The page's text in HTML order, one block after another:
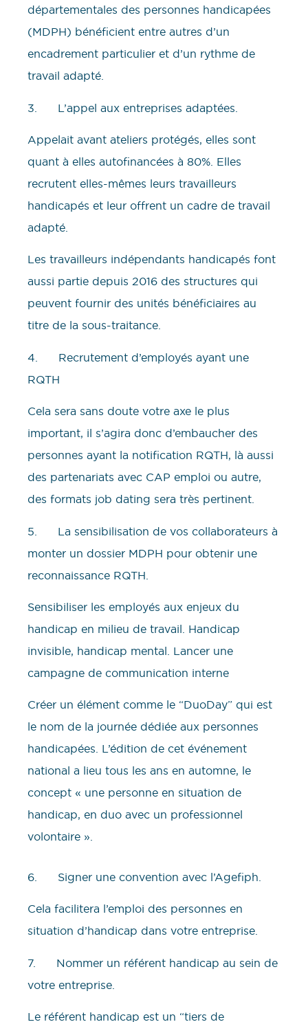
départementales des personnes handicapées
(MDPH) bénéficient entre autres d’un
encadrement particulier et d’un rythme de
travail adapté.
3. L’appel aux entreprises adaptées.
Appelait avant ateliers protégés, elles sont
quant à elles autofinancées à 80%. Elles
recrutent elles-mêmes leurs travailleurs
handicapés et leur offrent un cadre de travail
adapté.
Les travailleurs indépendants handicapés font
aussi partie depuis 2016 des structures qui
peuvent fournir des unités bénéficiaires au
titre de la sous-traitance.
4. Recrutement d’employés ayant une
RQTH
Cela sera sans doute votre axe le plus
important, il s’agira donc d’embaucher des
personnes ayant la notification RQTH, là aussi
des partenariats avec CAP emploi ou autre,
des formats job dating sera très pertinent.
5. La sensibilisation de vos collaborateurs à
monter un dossier MDPH pour obtenir une
reconnaissance RQTH.
Sensibiliser les employés aux enjeux du
handicap en milieu de travail. Handicap
invisible, handicap mental. Lancer une
campagne de communication interne
Créer un élément comme le “DuoDay” qui est
le nom de la journée dédiée aux personnes
handicapées. L’édition de cet événement
national a lieu tous les ans en automne, le
concept « une personne en situation de
handicap, en duo avec un professionnel
volontaire ».
6. Signer une convention avec l’Agefiph.
Cela facilitera l’emploi des personnes en
situation d’handicap dans votre entreprise.
7. Nommer un référent handicap au sein de
votre entreprise.
Le référent handicap est un “tiers de